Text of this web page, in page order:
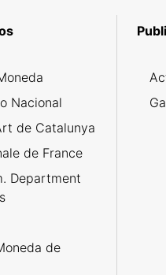
Nacional
de Catalunya
de France
Department
de